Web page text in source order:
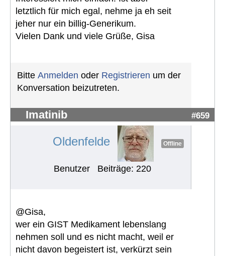
letztlich für mich egal, nehme ja eh seit
jeher nur ein billig-Generikum.
Vielen Dank und viele Grüße, Gisa
Bitte Anmelden oder Registrieren um der
Konversation beizutreten.
Imatinib #659
Oldenfelde Offline
Benutzer Beiträge: 220
@Gisa,
wer ein GIST Medikament lebenslang
nehmen soll und es nicht macht, weil er
nicht davon begeistert ist, verkürzt sein